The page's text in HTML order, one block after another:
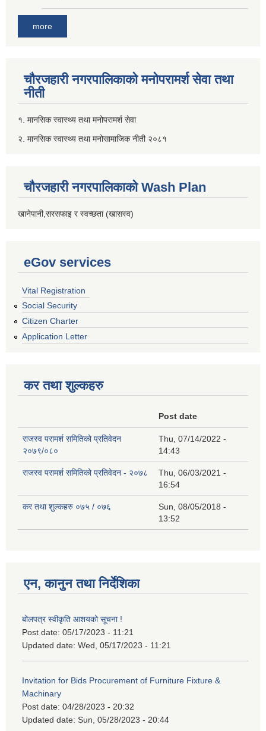
more
चौरजहारी नगरपालिकाको मनोपरामर्श सेवा तथा
नीती
१. मानसिक स्वास्थ्य तथा मनोपरामर्श सेवा
२. मानसिक स्वास्थ्य तथा मनोसामाजिक नीती २०८१
चौरजहारी नगरपालिकाको Wash Plan
खानेपानी,सरसफाइ र स्वच्छता (खासस्व)
eGov services
Vital Registration
Social Security
Citizen Charter
Application Letter
कर तथा शुल्कहरु
Post date
राजस्व परामर्श समितिको प्रतिवेदन
२०७९/०८०
Thu, 07/14/2022 -
14:43
राजस्व परामर्श समितिको प्रतिवेदन - २०७८
Thu, 06/03/2021 -
16:54
कर तथा शुल्कहरु ०७५ / ०७६
Sun, 08/05/2018 -
13:52
एन, कानुन तथा निर्देशिका
बोलपत्र स्वीकृति आशयको सूचना !
Post date: 05/17/2023 - 11:21
Updated date: Wed, 05/17/2023 - 11:21
Invitation for Bids Procurement of Furniture Fixture &
Machinary
Post date: 04/28/2023 - 20:32
Updated date: Sun, 05/28/2023 - 20:44